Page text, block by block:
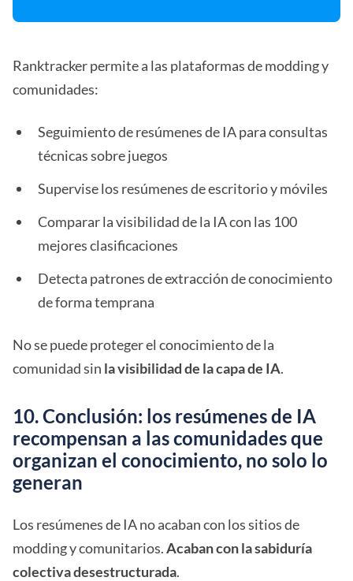
Ranktracker permite a las plataformas de modding y
comunidades:
Seguimiento de resúmenes de IA para consultas
técnicas sobre juegos
Supervise los resúmenes de escritorio y móviles
Comparar la visibilidad de la IA con las 100
mejores clasificaciones
Detecta patrones de extracción de conocimiento
de forma temprana
No se puede proteger el conocimiento de la
comunidad sin la visibilidad de la capa de IA.
10. Conclusión: los resúmenes de IA
recompensan a las comunidades que
organizan el conocimiento, no solo lo
generan
Los resúmenes de IA no acaban con los sitios de
modding y comunitarios.Acaban con la sabiduría
colectiva desestructurada.